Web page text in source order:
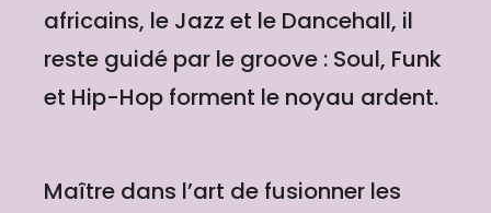
africains, le Jazz et le Dancehall, il
reste guidé par le groove : Soul, Funk
et Hip-Hop forment le noyau ardent.
Maître dans l’art de fusionner les